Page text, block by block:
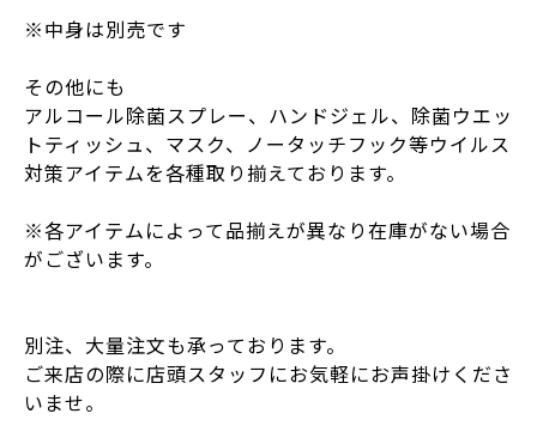
※中身は別売です
その他にも
アルコール除菌スプレー、ハンドジェル、除菌ウエッ
トティッシュ、マスク、ノータッチフック等ウイルス
対策アイテムを各種取り揃えております。
※各アイテムによって品揃えが異なり在庫がない場合
がございます。
別注、大量注文も承っております。
ご来店の際に店頭スタッフにお気軽にお声掛けくださ
いませ。